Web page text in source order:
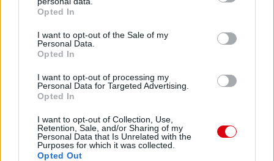
grant or deny consent to Google and its third-party tags to
use your data for below specified purposes in below Google
consent section.
Opted In
I want to opt-out of the Sale of my
Personal Data.
Opted In
I want to opt-out of processing my
Personal Data for Targeted Advertising.
Opted In
I want to opt-out of Collection, Use,
Retention, Sale, and/or Sharing of my
Personal Data that Is Unrelated with the
Purposes for which it was collected.
Opted Out